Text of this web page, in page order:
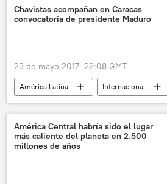
Venezuela
Mánchester
Chavistas acompañan en Caracas
convocatoria de presidente Maduro
23 de mayo 2017, 22:08 GMT
América Latina
Internacional
Venezuela
Nicolás Maduro
América Central habría sido el lugar
más caliente del planeta en 2.500
millones de años